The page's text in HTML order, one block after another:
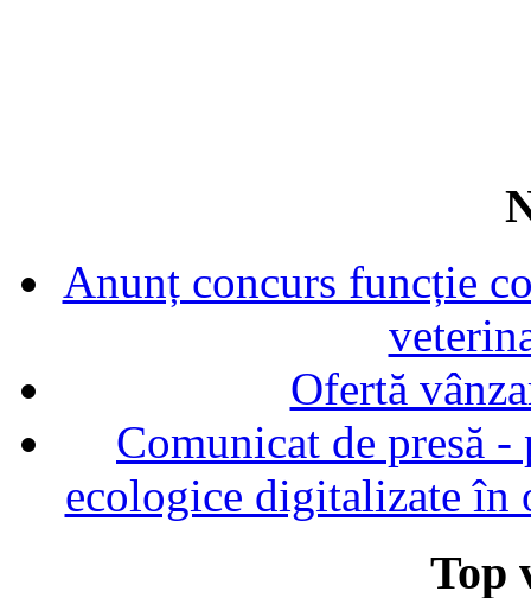
Anunț concurs funcție
Ofertă
Comunicat de presă
ecologice digitalizate în
Top